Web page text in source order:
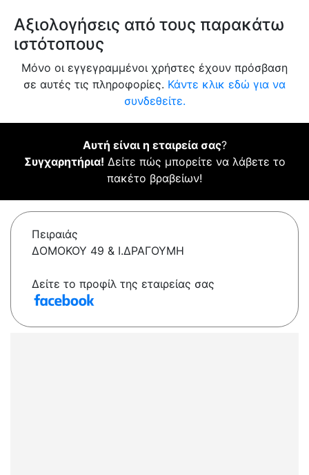
Αξιολογήσεις από τους παρακάτω
ιστότοπους
Μόνο οι εγγεγραμμένοι χρήστες έχουν πρόσβαση
σε αυτές τις πληροφορίες. Κάντε κλικ εδώ για να
συνδεθείτε.
Αυτή είναι η εταιρεία σας?
Συγχαρητήρια! Δείτε πώς μπορείτε να λάβετε το
πακέτο βραβείων!
Πειραιάς
ΔΟΜΟΚΟΥ 49 & Ι.ΔΡΑΓΟΥΜΗ
Δείτε το προφίλ της εταιρείας σας